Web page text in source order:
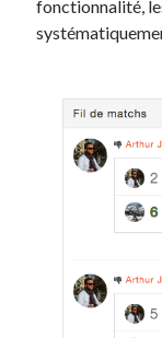
fonctionnalité,